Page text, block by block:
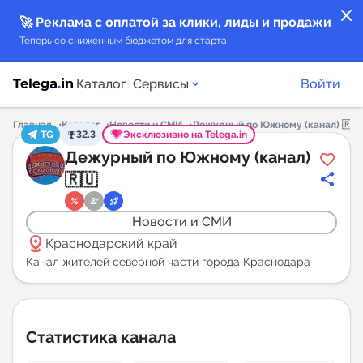
close
🚀 Реклама с оплатой за клики, лиды и продажи
Теперь со сниженным бюджетом для старта!
Каталог Сервисы
Каталог каналов
Каталог ботов
Горящие предложения
New
Аналитика MAX каналов
Войти
Главная Каталог Новости и СМИ
Дежурный по Южному (канал) 🇷🇺
TG
32.3 Эксклюзивно на Telega.in
Дежурный по Южному (канал)
🇷🇺
Новости и СМИ
distance Краснодарский край
Канал жителей северной части города Краснодара
Статистика канала